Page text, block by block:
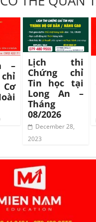
–
Lịch thi
Chứng chỉ
Tin học tại
Long An –
Tháng
08/2026
December 28,
2023